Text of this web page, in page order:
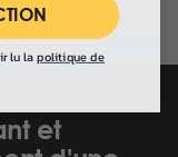
et
lu lapolitique de